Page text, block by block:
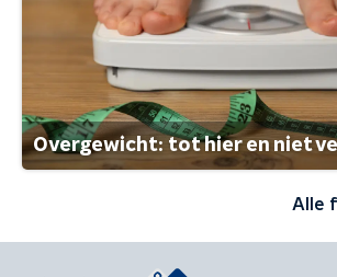
Overgewicht: tot hier en niet
Alle